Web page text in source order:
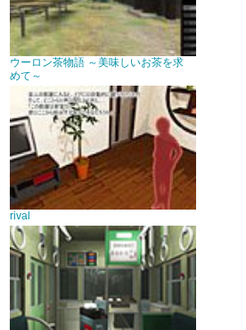
ウーロン茶物語 ～美味しいお茶を求
めて～
rival